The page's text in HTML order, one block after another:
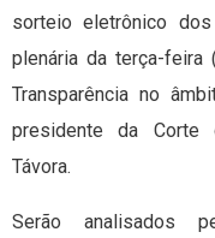
sorteio eletrônico
plenária da terça-
Transparência no
presidente da Corte
Távora.
Serão analisados